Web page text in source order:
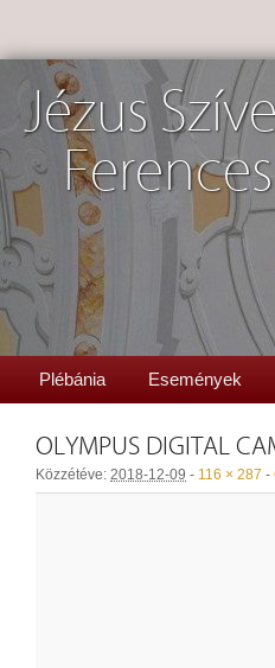
Jézus Szíve
Plébánia Események
OLYMPUS DIGITAL
Közzétéve: 2018-12-09 - 116 × 287 -